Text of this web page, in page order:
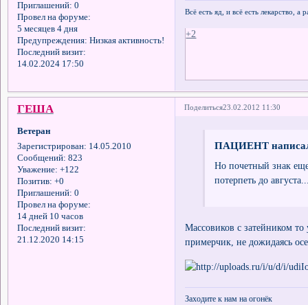
Приглашений: 0
Провел на форуме:
5 месяцев 4 дня
Предупреждения: Низкая активность!
Последний визит:
14.02.2024 17:50
Всё есть яд, и всё есть лекарство,
+2
Поделиться23.02.2012 11:30
ГЕША
Ветеран
Зарегистрирован: 14.05.2010
Сообщений: 823
Уважение: +122
Позитив: +0
Приглашений: 0
Провел на форуме:
14 дней 10 часов
Последний визит:
21.12.2020 14:15
ПАЦИЕНТ
Но почетный знак
потерпеть до
Массовиков с затейником
примерчик, не дожидаясь
Заходите к нам на огонёк